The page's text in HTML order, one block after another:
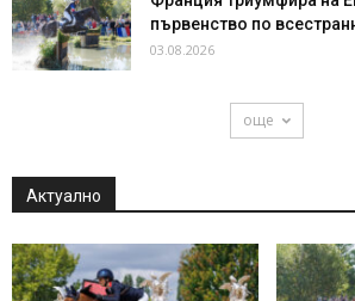
първенство по
03.08.2026
още
Актуално